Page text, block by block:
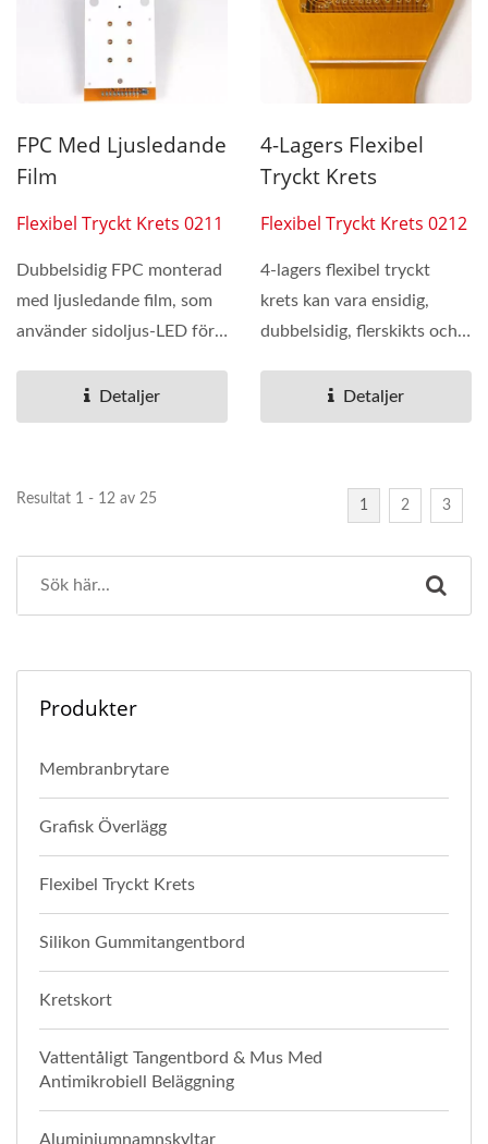
FPC Med Ljusledande
Film
Flexibel Tryckt Krets 0211
Dubbelsidig FPC monterad
med ljusledande film, som
använder sidoljus-LED för
Detaljer
4-Lagers Flexibel
Tryckt Krets
Flexibel Tryckt Krets 0212
4-lagers flexibel tryckt
krets kan vara ensidig,
dubbelsidig, flerskikts och
(ytmonteringsteknik)...
Detaljer
Resultat 1 - 12 av 25 1 2 3
Produkter
Membranbrytare
Grafisk Överlägg
Flexibel Tryckt Krets
Silikon Gummitangentbord
Kretskort
Vattentåligt Tangentbord & Mus Med
Antimikrobiell Beläggning
Aluminiumnamnskyltar